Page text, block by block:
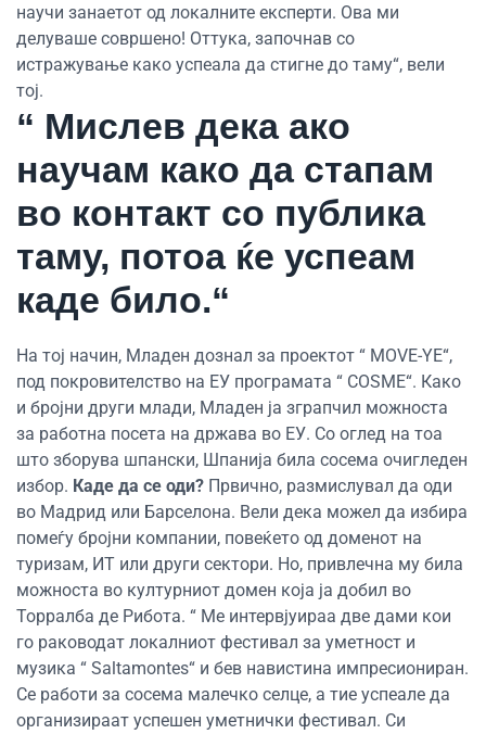
научи занаетот од локалните експерти. Ова ми
делуваше совршено! Оттука, започнав со
истражување како успеала да стигне до таму“, вели
тој.
“ Мислев дека ако
научам како да стапам
во контакт со публика
таму, потоа ќе успеам
каде било.“
На тој начин, Младен дознал за проектот “ MOVE-YE“,
под покровителство на ЕУ програмата “ COSME“. Како
и бројни други млади, Младен ја зграпчил можноста
за работна посета на држава во ЕУ. Со оглед на тоа
што зборува шпански, Шпанија била сосема очигледен
избор. Каде да се оди? Првично, размислувал да оди
во Мадрид или Барселона. Вели дека можел да избира
помеѓу бројни компании, повеќето од доменот на
туризам, ИТ или други сектори. Но, привлечна му била
можноста во културниот домен која ја добил во
Торралба де Рибота. “ Ме интервјуираа две дами кои
го раководат локалниот фестивал за уметност и
музика “ Saltamontes“ и бев навистина импресиониран.
Се работи за сосема малечко селце, а тие успеале да
организираат успешен уметнички фестивал. Си